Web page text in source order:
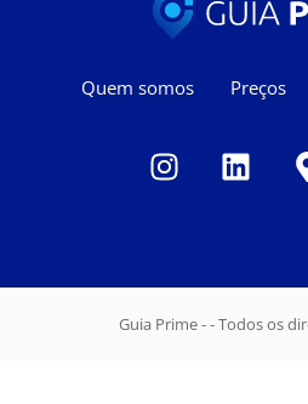
Quem somos Preços
Guia Prime - - Todos os